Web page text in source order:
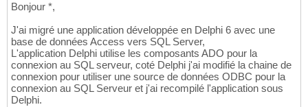
Bonjour *,
J'ai migré une application développée en Delphi 6 avec une
base de données Access vers SQL Server,
L'application Delphi utilise les composants ADO pour la
connexion au SQL serveur, coté Delphi j'ai modifié la chaine de
connexion pour utiliser une source de données ODBC pour la
connexion au SQL Serveur et j'ai recompilé l'application sous
Delphi.